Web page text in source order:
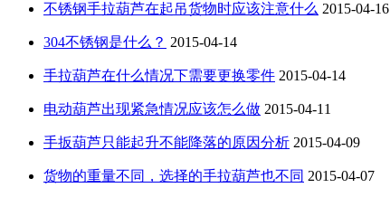
不锈钢手拉葫芦在起吊货物时应该注意什么 2015-04-16
304不锈钢是什么？ 2015-04-14
手拉葫芦在什么情况下需要更换零件 2015-04-14
电动葫芦出现紧急情况应该怎么做 2015-04-11
手扳葫芦只能起升不能降落的原因分析 2015-04-09
货物的重量不同，选择的手拉葫芦也不同 2015-04-07